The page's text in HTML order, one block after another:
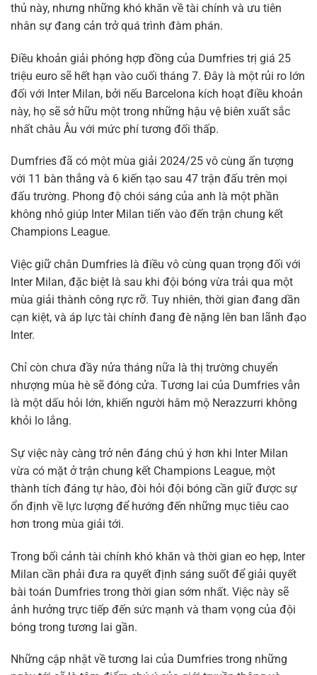
thủ này, nhưng những khó khăn về tài chính và ưu tiên
nhân sự đang cản trở quá trình đàm phán.
Điều khoản giải phóng hợp đồng của Dumfries trị giá 25
triệu euro sẽ hết hạn vào cuối tháng 7. Đây là một rủi ro lớn
đối với Inter Milan, bởi nếu Barcelona kích hoạt điều khoản
này, họ sẽ sở hữu một trong những hậu vệ biên xuất sắc
nhất châu Âu với mức phí tương đối thấp.
Dumfries đã có một mùa giải 2024/25 vô cùng ấn tượng
với 11 bàn thắng và 6 kiến tạo sau 47 trận đấu trên mọi
đấu trường. Phong độ chói sáng của anh là một phần
không nhỏ giúp Inter Milan tiến vào đến trận chung kết
Champions League.
Việc giữ chân Dumfries là điều vô cùng quan trọng đối với
Inter Milan, đặc biệt là sau khi đội bóng vừa trải qua một
mùa giải thành công rực rỡ. Tuy nhiên, thời gian đang dần
cạn kiệt, và áp lực tài chính đang đè nặng lên ban lãnh đạo
Inter.
Chỉ còn chưa đầy nửa tháng nữa là thị trường chuyển
nhượng mùa hè sẽ đóng cửa. Tương lai của Dumfries vẫn
là một dấu hỏi lớn, khiến người hâm mộ Nerazzurri không
khỏi lo lắng.
Sự việc này càng trở nên đáng chú ý hơn khi Inter Milan
vừa có mặt ở trận chung kết Champions League, một
thành tích đáng tự hào, đòi hỏi đội bóng cần giữ được sự
ổn định về lực lượng để hướng đến những mục tiêu cao
hơn trong mùa giải tới.
Trong bối cảnh tài chính khó khăn và thời gian eo hẹp, Inter
Milan cần phải đưa ra quyết định sáng suốt để giải quyết
bài toán Dumfries trong thời gian sớm nhất. Việc này sẽ
ảnh hưởng trực tiếp đến sức mạnh và tham vọng của đội
bóng trong tương lai gần.
Những cập nhật về tương lai của Dumfries trong những